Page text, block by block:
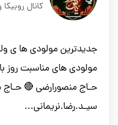
کانال روبیکا
جدیدترین مولودی ها ی
مولودی های مناسبت روز
حـاج منصورارضی 🔴
سیـد.رضا.نریمانی...